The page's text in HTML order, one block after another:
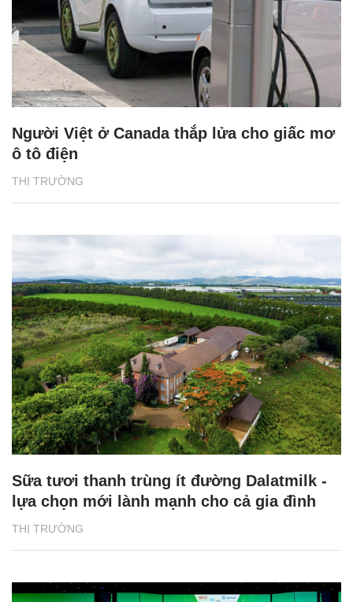
THỊ TRƯỜNG
Người Việt ở Canada thắp lửa cho giấc mơ
ô tô điện
THỊ TRƯỜNG
Sữa tươi thanh trùng ít đường Dalatmilk -
lựa chọn mới lành mạnh cho cả gia đình